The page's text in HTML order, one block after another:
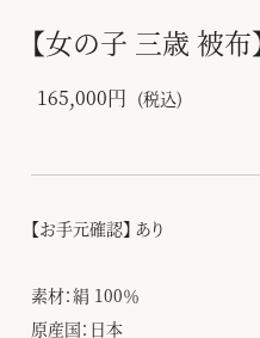
【女の子 三歳 被布
165,000円 (税込)
【お手元確認】 あり
素材：絹 100％
原産国：日本